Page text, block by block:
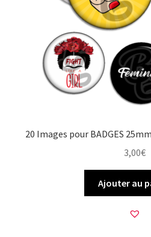
20 Images pour BADGES
3,00€
Ajouter au